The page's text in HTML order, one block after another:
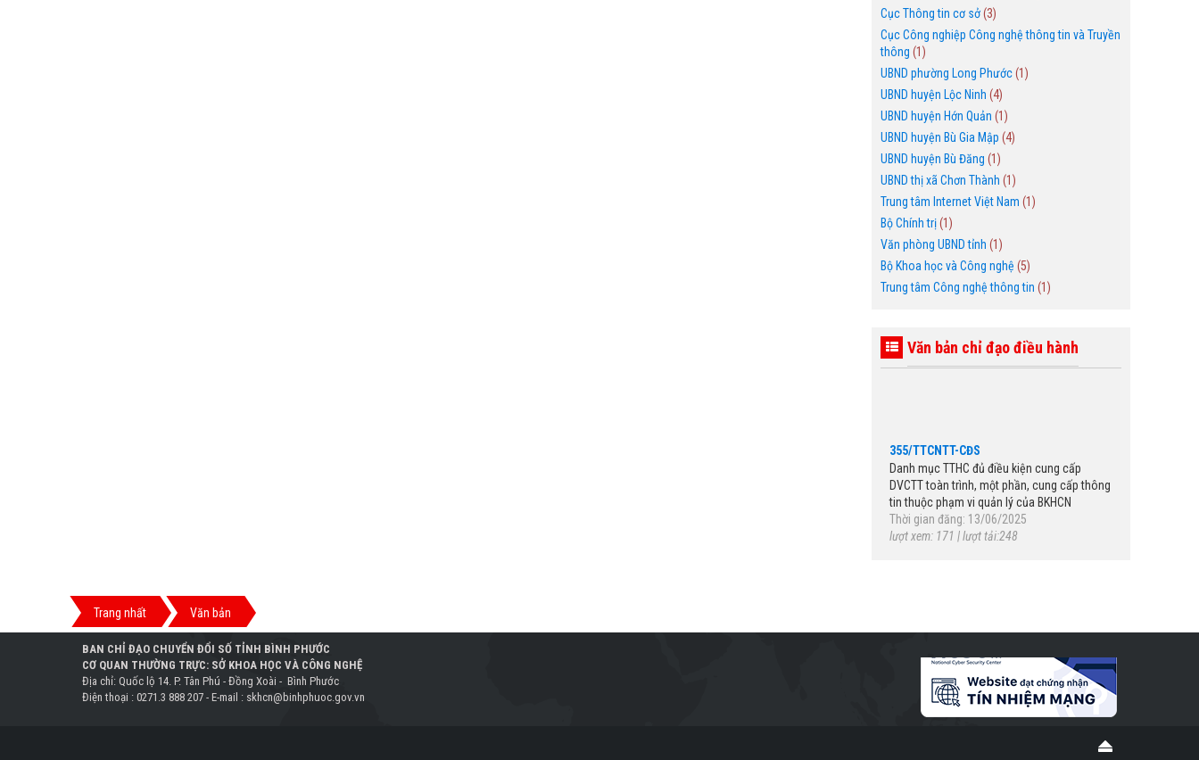
Cục Thông tin cơ sở(3)
Cục Công nghiệp Công nghệ thông tin và Truyền
thông (1)
UBND phường Long Phước(1)
UBND huyện Lộc Ninh (4)
UBND huyện Hớn Quản (1)
UBND huyện Bù Gia Mập (4)
UBND huyện Bù Đăng (1)
UBND thị xã Chơn Thành (1)
Trung tâm Internet Việt Nam (1)
Bộ Chính trị(1)
Văn phòng UBND tỉnh (1)
Bộ Khoa học và Công nghệ (5)
Trung tâm Công nghệ thông tin (1)
Văn bản chỉ đạo điều hành
Danh mục TTHC đủ điều kiện cung cấp
DVCTT toàn trình, một phần, cung cấp thông
tin thuộc phạm vi quản lý của BKHCN
Thời gian đăng: 13/06/2025
lượt xem: 171 | lượt tải:248
115/2025/NĐ-CP
Internet; đấu giá quyền sử dụng mã, số viễn
Thời gian đăng: 05/06/2025
lượt xem: 191 | lượt tải:249
989/QĐ-BKHCN
Trang nhất Văn bản
BAN CHỈ ĐẠO CHUYỂN ĐỔI SỐ TỈNH BÌNH PHƯỚC
CƠ QUAN THƯỜNG TRỰC: SỞ KHOA HỌC VÀ CÔNG NGHỆ
Địa chỉ: Quốc lộ 14. P. Tân Phú - Đồng Xoài - Bình Phước
Điện thoại : 0271.3 888 207 - E-mail : skhcn@binhphuoc.gov.vn